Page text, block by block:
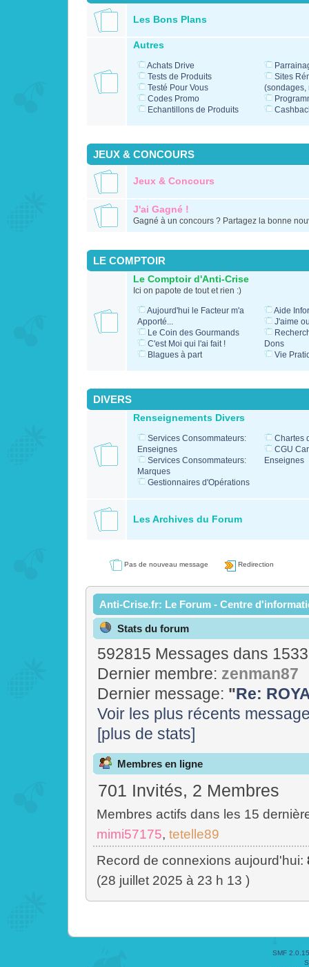
Les Bons Plans
Autres
Achats Drive
Tests de Produits
Testé Pour Vous
Codes Promo
Echantillons de Produits
Sites
(sondages,
JEUX & CONCOURS
Jeux & Concours
J'ai Gagné !
Gagné à un concours ? Partagez la bonne
LE COMPTOIR
Le Comptoir d'Anti-Crise
Ici on papote de tout et rien :)
Aujourd'hui le Facteur m'a
Apporté...
Le Coin des Gourmands
C'est Moi qui l'ai fait !
Blagues à part
Aide
J'aime
Dons
Vie
DIVERS
Renseignements Divers
Services Consommateurs:
Enseignes
Services Consommateurs:
Marques
Gestionnaires d'Opérations
Chartes
CGU
Enseignes
Les Archives du Forum
Pas de nouveau message Redirection
Anti-Crise.fr: Le Forum - Centre
Stats du forum
592815 Messages dans
Dernier membre: zenman87
Dernier message: "Re:
Voir les plus récents
[plus de stats]
Membres en ligne
701 Invités, 2 Membres
Membres actifs dans les 15
mimi57175,tetelle89
Record de connexions aujourd'hui:
(28 juillet 2025 à 23 h 13 )
SMF 2.0.15